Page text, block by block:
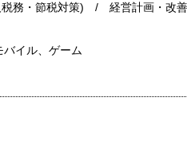
税務・節税対策) / 経営計画・改
イル、ゲーム